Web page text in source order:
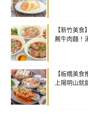
【新竹美
薦牛肉麵！
【板橋美
上陽明山就